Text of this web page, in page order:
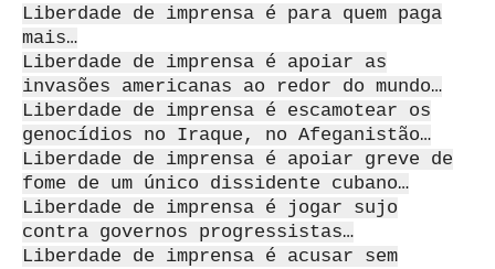
Liberdade de imprensa é para quem paga
mais…
Liberdade de imprensa é apoiar as
invasões americanas ao redor do mundo…
Liberdade de imprensa é escamotear os
genocídios no Iraque, no Afeganistão…
Liberdade de imprensa é apoiar greve de
fome de um único dissidente cubano…
Liberdade de imprensa é jogar sujo
contra governos progressistas…
Liberdade de imprensa é acusar sem